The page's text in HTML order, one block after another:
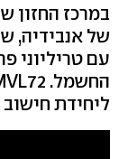
של אנבידיה,
עם טריליוני
ליחידת